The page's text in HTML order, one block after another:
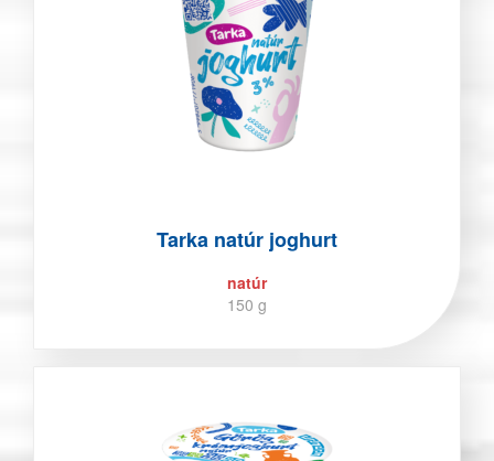
Tarka natúr joghurt
natúr
150 g